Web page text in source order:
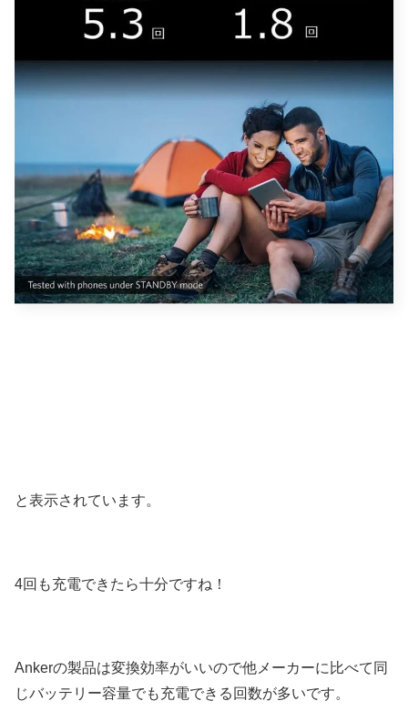
と表示されています。
4回も充電できたら十分ですね！
Ankerの製品は変換効率がいいので他メーカーに比べて同
じバッテリー容量でも充電できる回数が多いです。